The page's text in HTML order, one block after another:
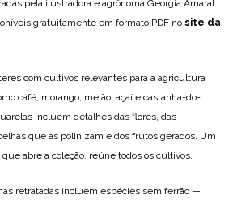
pela ilustradora e agrônoma Georgia Amaral
gratuitamente em formato PDF no site da
.
com cultivos relevantes para a agricultura
café, morango, melão, açaí e castanha-do-
incluem detalhes das flores, das
que as polinizam e dos frutos gerados. Um
que abre a coleção, reúne todos os cultivos.
retratadas incluem espécies sem ferrão —